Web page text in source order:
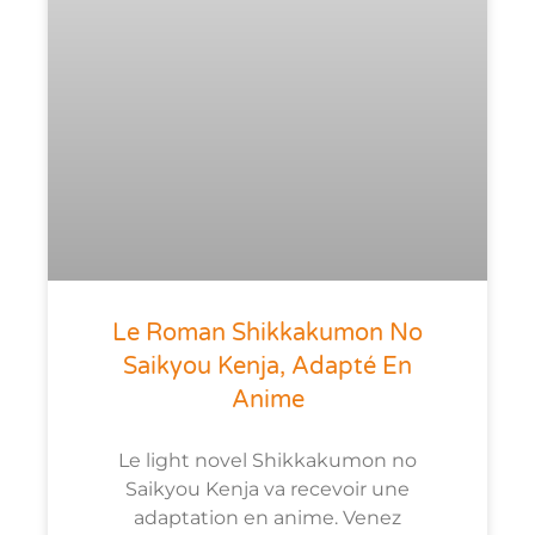
Le Roman Shikkakumon No
Saikyou Kenja, Adapté En
Anime
Le light novel Shikkakumon no
Saikyou Kenja va recevoir une
adaptation en anime. Venez